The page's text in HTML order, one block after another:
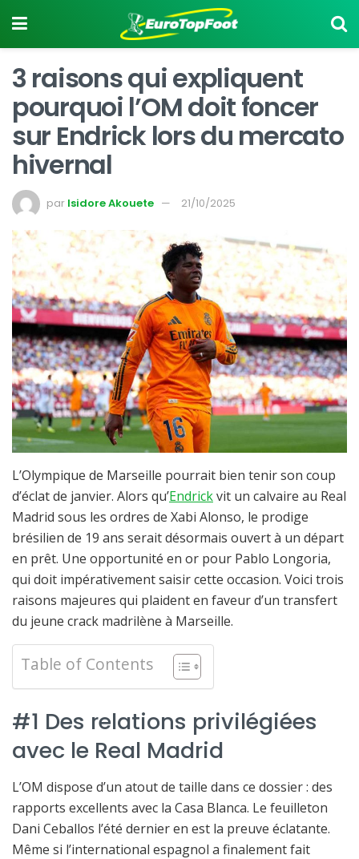
3 raisons qui expliquent
pourquoi l’OM doit foncer
sur Endrick lors du mercato
hivernal
par Isidore Akouete 21/10/2025
L’Olympique de Marseille pourrait bien tenir son coup
d’éclat de janvier. Alors qu’Endrickvit un calvaire au Real
Madrid sous les ordres de Xabi Alonso, le prodige
brésilien de 19 ans serait désormais ouvert à un départ
en prêt. Une opportunité en or pour Pablo Longoria,
qui doit impérativement saisir cette occasion. Voici trois
raisons majeures qui plaident en faveur d’un transfert
du jeune crack madrilène à Marseille.
Table of Contents
#1 Des relations privilégiées
avec le Real Madrid
L’OM dispose d’un atout de taille dans ce dossier : des
rapports excellents avec la Casa Blanca. Le feuilleton
Dani Ceballos l’été dernier en est la preuve éclatante.
Même si l’international espagnol a finalement fait